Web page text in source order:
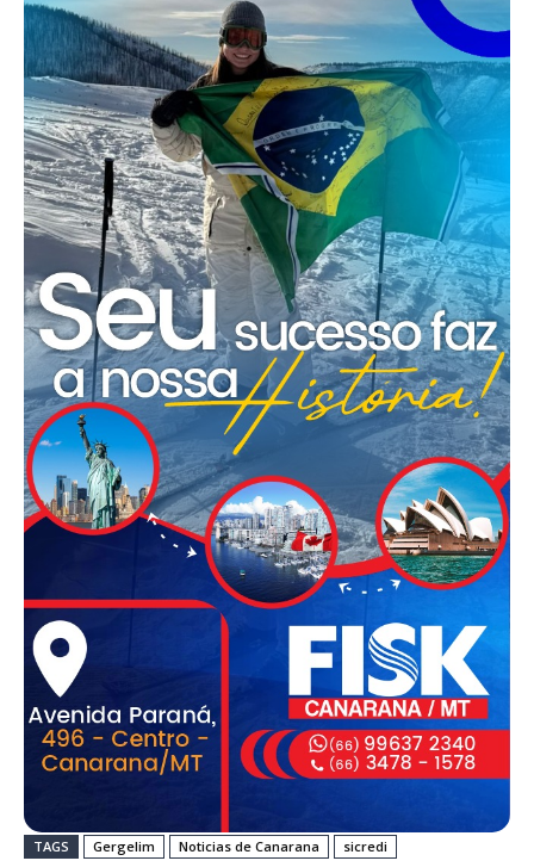
TAGS Gergelim Noticias de Canarana sicredi